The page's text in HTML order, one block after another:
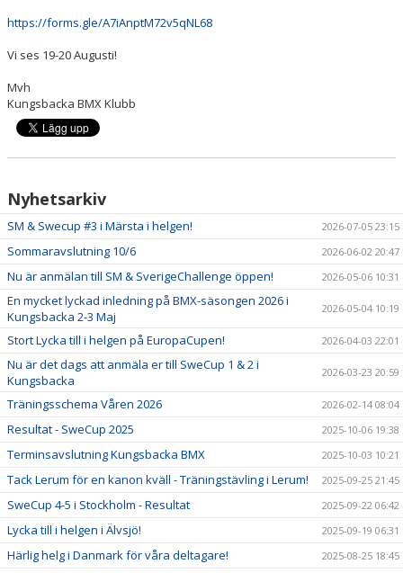
https://forms.gle/A7iAnptM72v5qNL68
Vi ses 19-20 Augusti!
Mvh
Kungsbacka BMX Klubb
Nyhetsarkiv
SM & Swecup #3 i Märsta i helgen! 2026-07-05 23:15
Sommaravslutning 10/6 2026-06-02 20:47
Nu är anmälan till SM & SverigeChallenge öppen! 2026-05-06 10:31
En mycket lyckad inledning på BMX-säsongen 2026 i
Kungsbacka 2-3 Maj
2026-05-04 10:19
Stort Lycka till i helgen på EuropaCupen! 2026-04-03 22:01
Nu är det dags att anmäla er till SweCup 1 & 2 i
Kungsbacka
2026-03-23 20:59
Träningsschema Våren 2026 2026-02-14 08:04
Resultat - SweCup 2025 2025-10-06 19:38
Terminsavslutning Kungsbacka BMX 2025-10-03 10:21
Tack Lerum för en kanon kväll - Träningstävling i Lerum! 2025-09-25 21:45
SweCup 4-5 i Stockholm - Resultat 2025-09-22 06:42
Lycka till i helgen i Älvsjö! 2025-09-19 06:31
Härlig helg i Danmark för våra deltagare! 2025-08-25 18:45